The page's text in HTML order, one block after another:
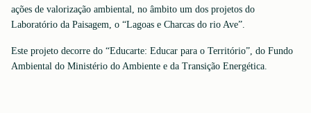
ações de valorização ambiental, no âmbito um dos projetos do
Laboratório da Paisagem, o “Lagoas e Charcas do rio Ave”.
Este projeto decorre do “Educarte: Educar para o Território”, do Fundo
Ambiental do Ministério do Ambiente e da Transição Energética.